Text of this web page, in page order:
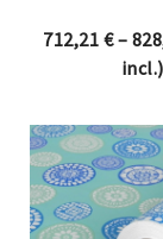
712,21 € –
incl.)